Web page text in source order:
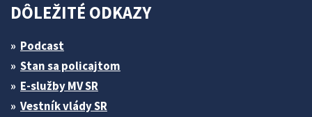
DÔLEŽITÉ ODKAZY
Podcast
Stan sa policajtom
E-služby MV SR
Vestník vlády SR